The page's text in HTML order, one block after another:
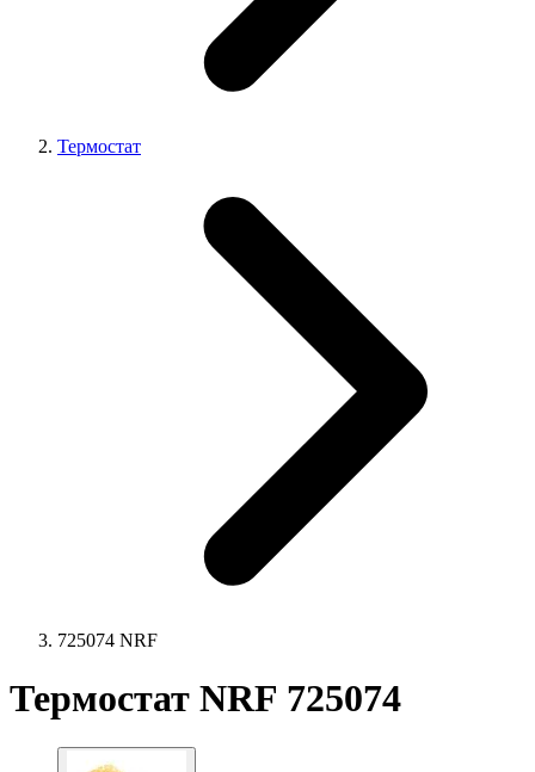
Термостат
725074 NRF
Термостат NRF 725074